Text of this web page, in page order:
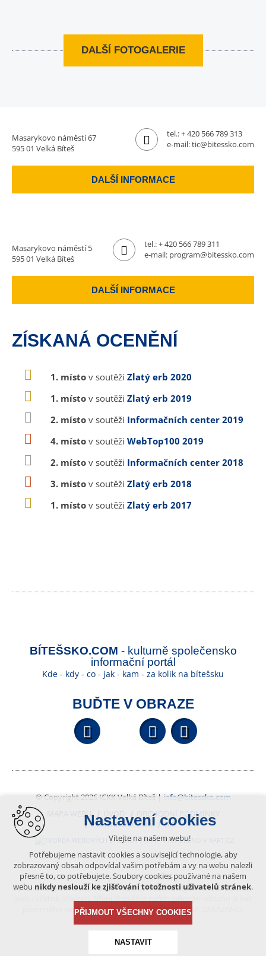
DALŠÍ FOTOGALERIE
Masarykovo náměstí 67
595 01 Velká Bíteš
tel.:+ 420 566 789 313
e-mail:tic@bitessko.com
DALŠÍ INFORMACE
Masarykovo náměstí 5
595 01 Velká Bíteš
tel.:+ 420 566 789 311
e-mail: program@bitessko.com
DALŠÍ INFORMACE
ZÍSKANÁ OCENĚNÍ
1. místo v soutěži Zlatý erb 2020
1. místo v soutěži Zlatý erb 2019
2. místo v soutěži Informačních center 2019
4. místo v soutěži WebTop100 2019
2. místo v soutěži Informačních center 2018
3. místo v soutěži Zlatý erb 2018
1. místo v soutěži Zlatý erb 2017
BÍTEŠSKO.COM - kulturně společensko
informační portál
Kde - kdy - co - jak - kam - za kolik na bítešsku
BUĎTE V OBRAZE
Facebook YouTube
© Copyright 2026 ICKK Velká Bíteš | info@bitessko.com
MAPA WEBU
ÚVOD
OBCHODNÍ PODMÍNKY
PORTÁL OBČANA
GIS
VYTVOŘENO V XART.CZ
Obsah tohoto portálu je chráněn autorským právem, které
vykonává vydavatel. Jakékoliv užití článků a fotografií z této podoby
písemného souhlasu vydavatele – BÍTEŠSKO.COM -ZAKÁZÁNO.
Nastavení cookies
Vítejte na našem webu!
Potřebujeme nastavit cookies a související technologie, aby
zobrazovaný obsah odpovídal vašim potřebám a vy na webu nalezli
přesně to, co potřebujete. Soubory cookies používané na našem
webu nikdy neslouží ke zjišťování totožnosti uživatelů stránek.
PŘIJMOUT VŠECHNY COOKIES
NASTAVIT